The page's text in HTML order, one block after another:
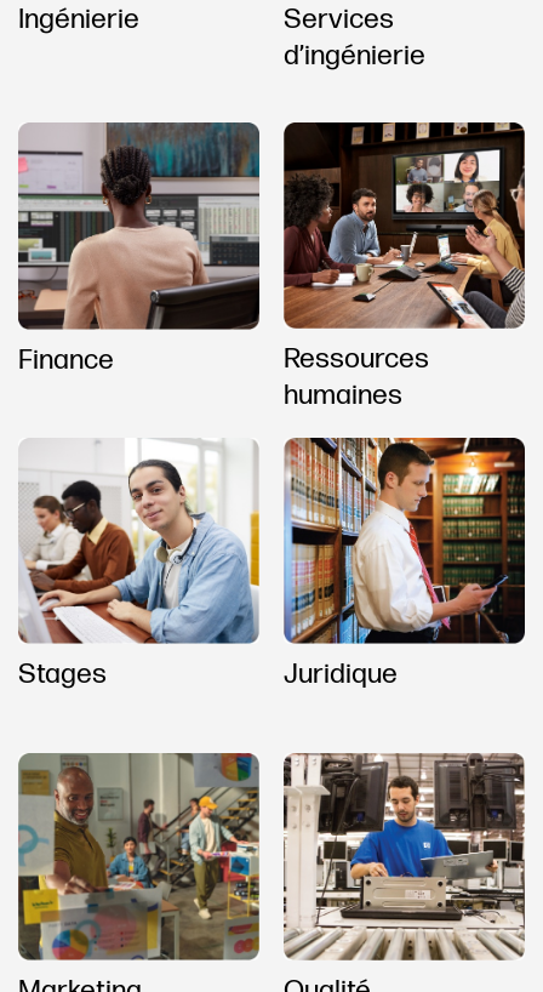
Ingénierie
Services
d’ingénierie
Finance
Ressources
humaines
Stages Juridique